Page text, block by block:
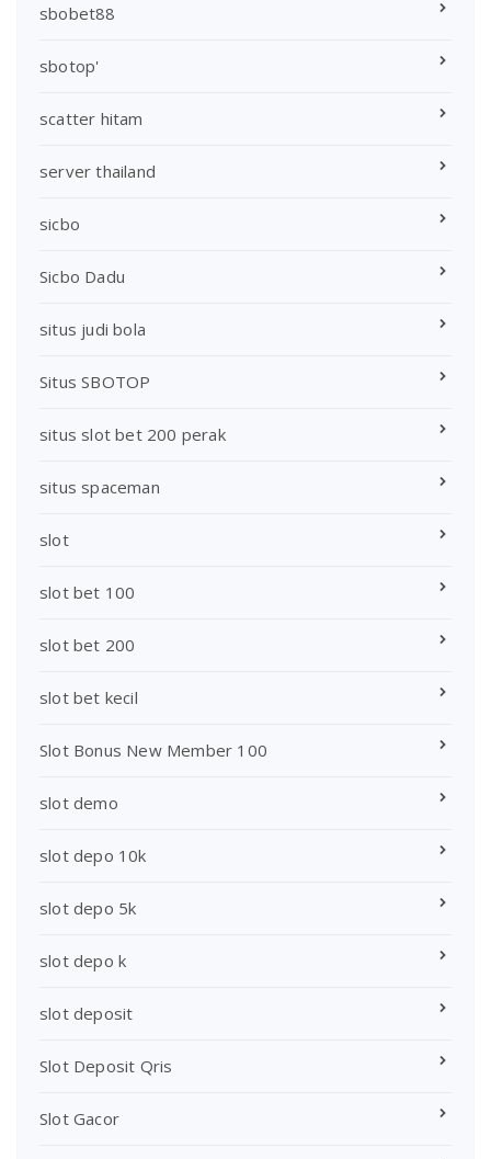
sbobet88
sbotop'
scatter hitam
server thailand
sicbo
Sicbo Dadu
situs judi bola
Situs SBOTOP
situs slot bet 200 perak
situs spaceman
slot
slot bet 100
slot bet 200
slot bet kecil
Slot Bonus New Member 100
slot demo
slot depo 10k
slot depo 5k
slot depo k
slot deposit
Slot Deposit Qris
Slot Gacor